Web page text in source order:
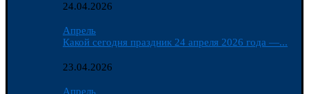
24.04.2026
Апрель
Какой сегодня праздник 24 апреля 2026 года —...
23.04.2026
Апрель